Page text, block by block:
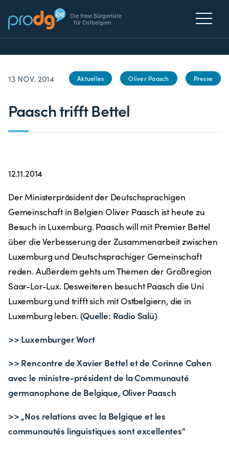
Die freie Bürgerliste
für Ostbelgien
13 NOV. 2014 Aktuelles Oliver Paasch Presse
Paasch trifft Bettel
12.11.2014
Der Ministerpräsident der Deutschsprachigen
Gemeinschaft in Belgien Oliver Paasch ist heute zu
Besuch in Luxemburg. Paasch will mit Premier Bettel
über die Verbesserung der Zusammenarbeit zwischen
Luxemburg und Deutschsprachiger Gemeinschaft
reden. Außerdem gehts um Themen der Großregion
Saar-Lor-Lux. Desweiteren besucht Paasch die Uni
Luxemburg und trifft sich mit Ostbelgiern, die in
Luxemburg leben.(Quelle: Radio Salü)
>> Luxemburger Wort
>> Rencontre de Xavier Bettel et de Corinne Cahen
avec le ministre-président de la Communauté
germanophone de Belgique, Oliver Paasch
>> „Nos relations avec la Belgique et les
communautés linguistiques sont excellentes“